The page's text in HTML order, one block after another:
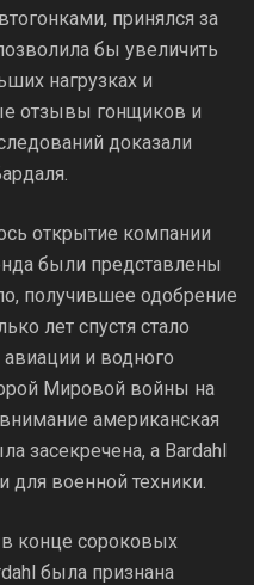
принялся за
бы увеличить
нагрузках и
отзывы гонщиков и
доказали
открытие компании
были представлены
получившее одобрение
лет спустя стало
и водного
Мировой войны на
американская
засекречена, а Bardahl
для военной техники.
конце сороковых
была признана